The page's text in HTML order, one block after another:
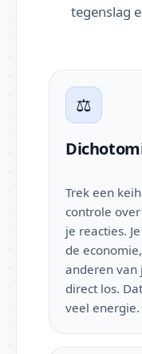
tegenslag
⚖️
Trek een
controle
je reacties.
de
anderen van
direct los.
veel energie.